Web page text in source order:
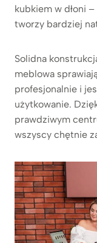
kubkiem w dłoni
tworzy bardziej
Solidna
meblowa
profesjonalnie i
użytkowanie.
prawdziwym
wszyscy chętnie